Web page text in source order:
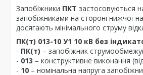
Запобіжники ПКТ застосовуються
запобіжниками на стороні нижчої
досягають мінімального струму
ПК(т) 013-10 У1 10 кВ без
- ПК(т) – запобіжник
- 013 – конструктивне виконання
- 10 – номінальна напруга